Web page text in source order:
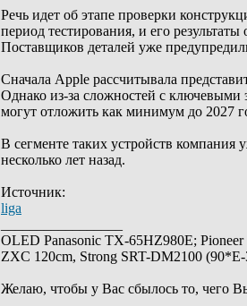
Речь идет об этапе проверки
период тестирования, и его
Поставщиков деталей уже
Сначала Apple рассчитывала
Однако из-за сложностей с ключевыми
могут отложить как минимум до 2027
В сегменте таких устройств компания
несколько лет назад.
Источник:
liga
OLED Panasonic TX-65HZ980E;
ZXC 120cm, Strong SRT-DM2100
Желаю, чтобы у Вас сбылось то, чего